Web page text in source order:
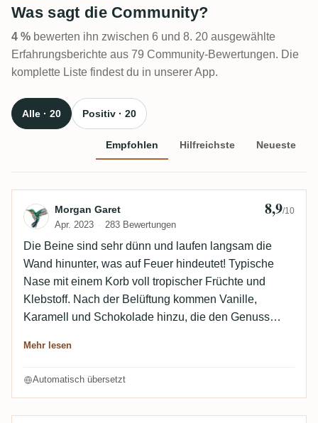
Was sagt die Community?
4 % bewerten ihn zwischen 6 und 8. 20 ausgewählte
Erfahrungsberichte aus 79 Community-Bewertungen. Die
komplette Liste findest du in unserer App.
Alle · 20 Positiv · 20
Empfohlen Hilfreichste Neueste
Bewertung von Morgan Garet
Morgan Garet
Apr. 2023 283 Bewertungen
8,9/10
Die Beine sind sehr dünn und laufen langsam die
Wand hinunter, was auf Feuer hindeutet! Typische
Nase mit einem Korb voll tropischer Früchte und
Klebstoff. Nach der Belüftung kommen Vanille,
Karamell und Schokolade hinzu, die den Genuss
könnte! Im Mund ist der Auftakt warm mit Gewürzen
folgen Karamell und Lakritze. Er hat auch eine
Mehr lesen
Automatisch übersetzt